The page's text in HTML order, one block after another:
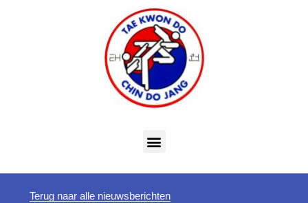
Terug naar alle nieuwsberichten